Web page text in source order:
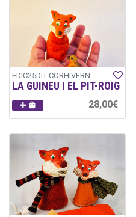
EDIC25DIT-CORHIVERN
LA GUINEU I EL PIT-ROIG
28,00€